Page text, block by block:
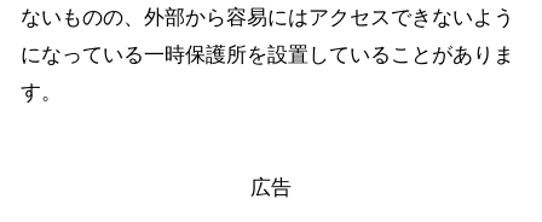
ないものの、外部から容易にはアクセスできないよう
になっている一時保護所を設置していることがありま
す。